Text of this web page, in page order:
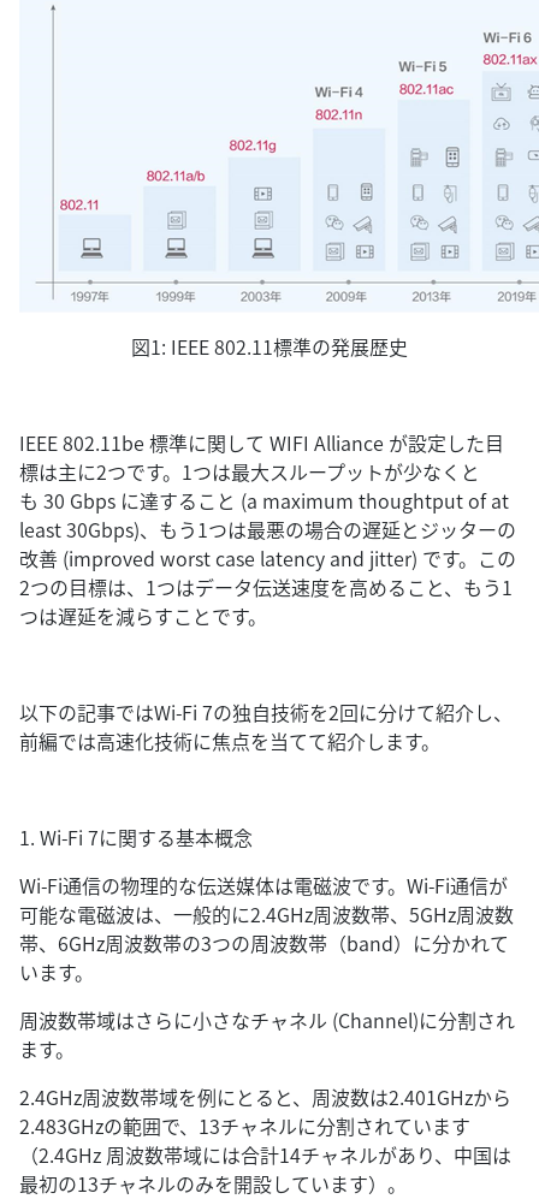
図1: IEEE 802.11標準の発展歴史
IEEE 802.11be 標準に関して WIFI Alliance が設定した目
標は主に2つです。1つは最大スループットが少なくと
も 30 Gbps に達すること (a maximum thoughtput of at
least 30Gbps)、もう1つは最悪の場合の遅延とジッターの
改善 (improved worst case latency and jitter) です。この
2つの目標は、1つはデータ伝送速度を高めること、もう1
つは遅延を減らすことです。
以下の記事ではWi-Fi 7の独自技術を2回に分けて紹介し、
前編では高速化技術に焦点を当てて紹介します。
1. Wi-Fi 7に関する基本概念
Wi-Fi通信の物理的な伝送媒体は電磁波です。Wi-Fi通信が
可能な電磁波は、一般的に2.4GHz周波数帯、5GHz周波数
帯、6GHz周波数帯の3つの周波数帯（band）に分かれて
います。
周波数帯域はさらに小さなチャネル (Channel)に分割され
ます。
2.4GHz周波数帯域を例にとると、周波数は2.401GHzから
2.483GHzの範囲で、13チャネルに分割されています
（2.4GHz 周波数帯域には合計14チャネルがあり、中国は
最初の13チャネルのみを開設しています）。